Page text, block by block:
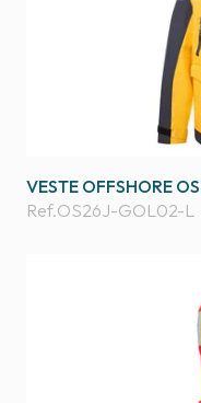
VESTE OFFSHORE
Ref.OS26J-GOL02-L